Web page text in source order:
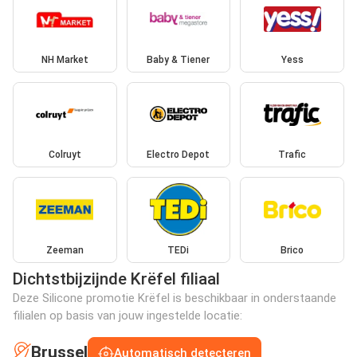
NH Market Baby & Tiener Yess
Colruyt Electro Depot Trafic
Zeeman TEDi Brico
Dichtstbijzijnde Krëfel filiaal
Deze Silicone promotie Krëfel is beschikbaar in onderstaande
filialen op basis van jouw ingestelde locatie:
Brussel Automatisch detecteren